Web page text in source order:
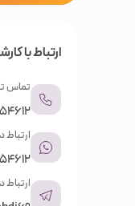
ارتباط با
تماس
ارتباط
ارتباط